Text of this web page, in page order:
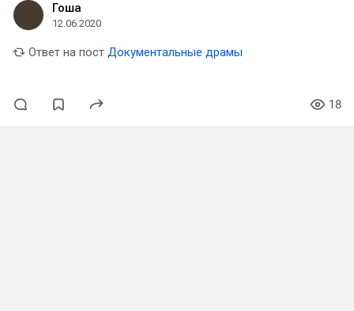
Гоша
12.06.2020
Ответ на пост Документальные драмы
18